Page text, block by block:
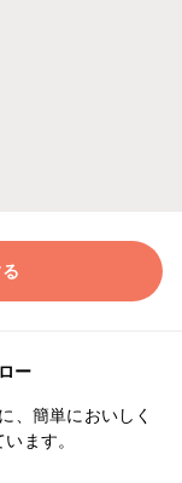
ー
、簡単においしく
ます。